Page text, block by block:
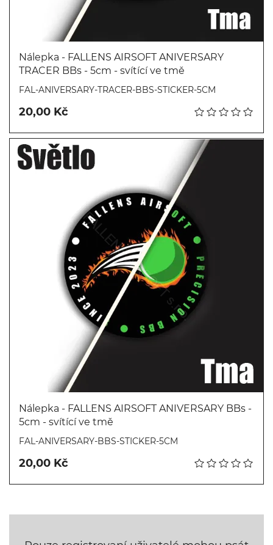
Nálepka - FALLENS AIRSOFT ANIVERSARY
TRACER BBs - 5cm - svítící ve tmě
FAL-ANIVERSARY-TRACER-BBS-STICKER-5CM
20,00 Kč
Nálepka - FALLENS AIRSOFT ANIVERSARY BBs -
5cm - svítící ve tmě
FAL-ANIVERSARY-BBS-STICKER-5CM
20,00 Kč